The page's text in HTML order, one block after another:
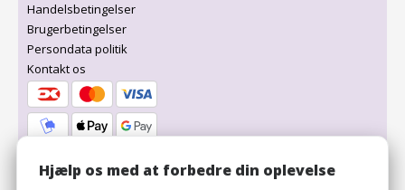
Handelsbetingelser
Brugerbetingelser
Persondata politik
Kontakt os
Værter
Hjælp os med at forbedre din oplevelse